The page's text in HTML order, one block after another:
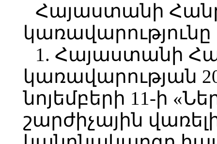
Հայաստանի
կառավարությունը
1. Հայաստանի
կառավարության
նոյեմբերի 11-ի
շարժիչային